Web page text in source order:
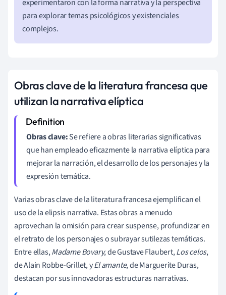
experimentaron con la forma narrativa y la perspectiva
para explorar temas psicológicos y existenciales
complejos.
Obras clave de la literatura francesa que
utilizan la narrativa elíptica
Obras clave:Se refiere a obras literarias significativas
que han empleado eficazmente la narrativa elíptica para
mejorar la narración, el desarrollo de los personajes y la
expresión temática.
Varias obras clave de la literatura francesa ejemplifican el
uso de la elipsis narrativa. Estas obras a menudo
aprovechan la omisión para crear suspense, profundizar en
el retrato de los personajes o subrayar sutilezas temáticas.
Entre ellas,Madame Bovary, de Gustave Flaubert,Los celos,
de Alain Robbe-Grillet, yEl amante, de Marguerite Duras,
destacan por sus innovadoras estructuras narrativas.